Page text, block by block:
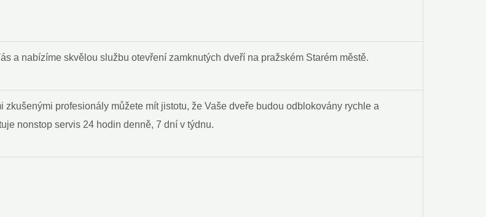
a nabízíme skvělou službu otevření zamknutých ‍dveří na pražském Starém městě.
​profesionály můžete mít jistotu, že Vaše dveře budou​ odblokovány rychle a
nonstop servis 24 hodin ​denně, 7 dní v týdnu.